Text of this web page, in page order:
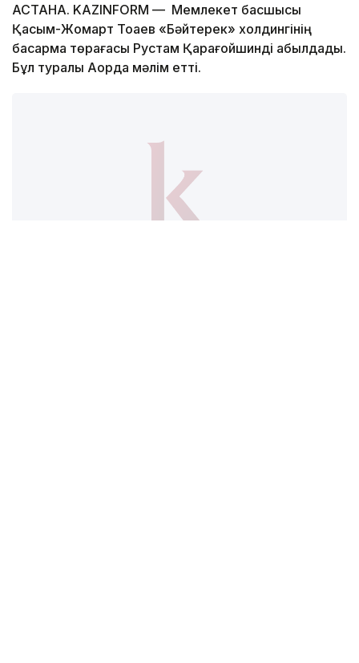
АСТАНА. KAZINFORM — Мемлекет басшысы
Қасым-Жомарт Тоқаев «Бәйтерек» холдингінің
басқарма төрағасы Рустам Қарағойшинді қабылдады.
Бұл туралы Ақорда мәлім етті.